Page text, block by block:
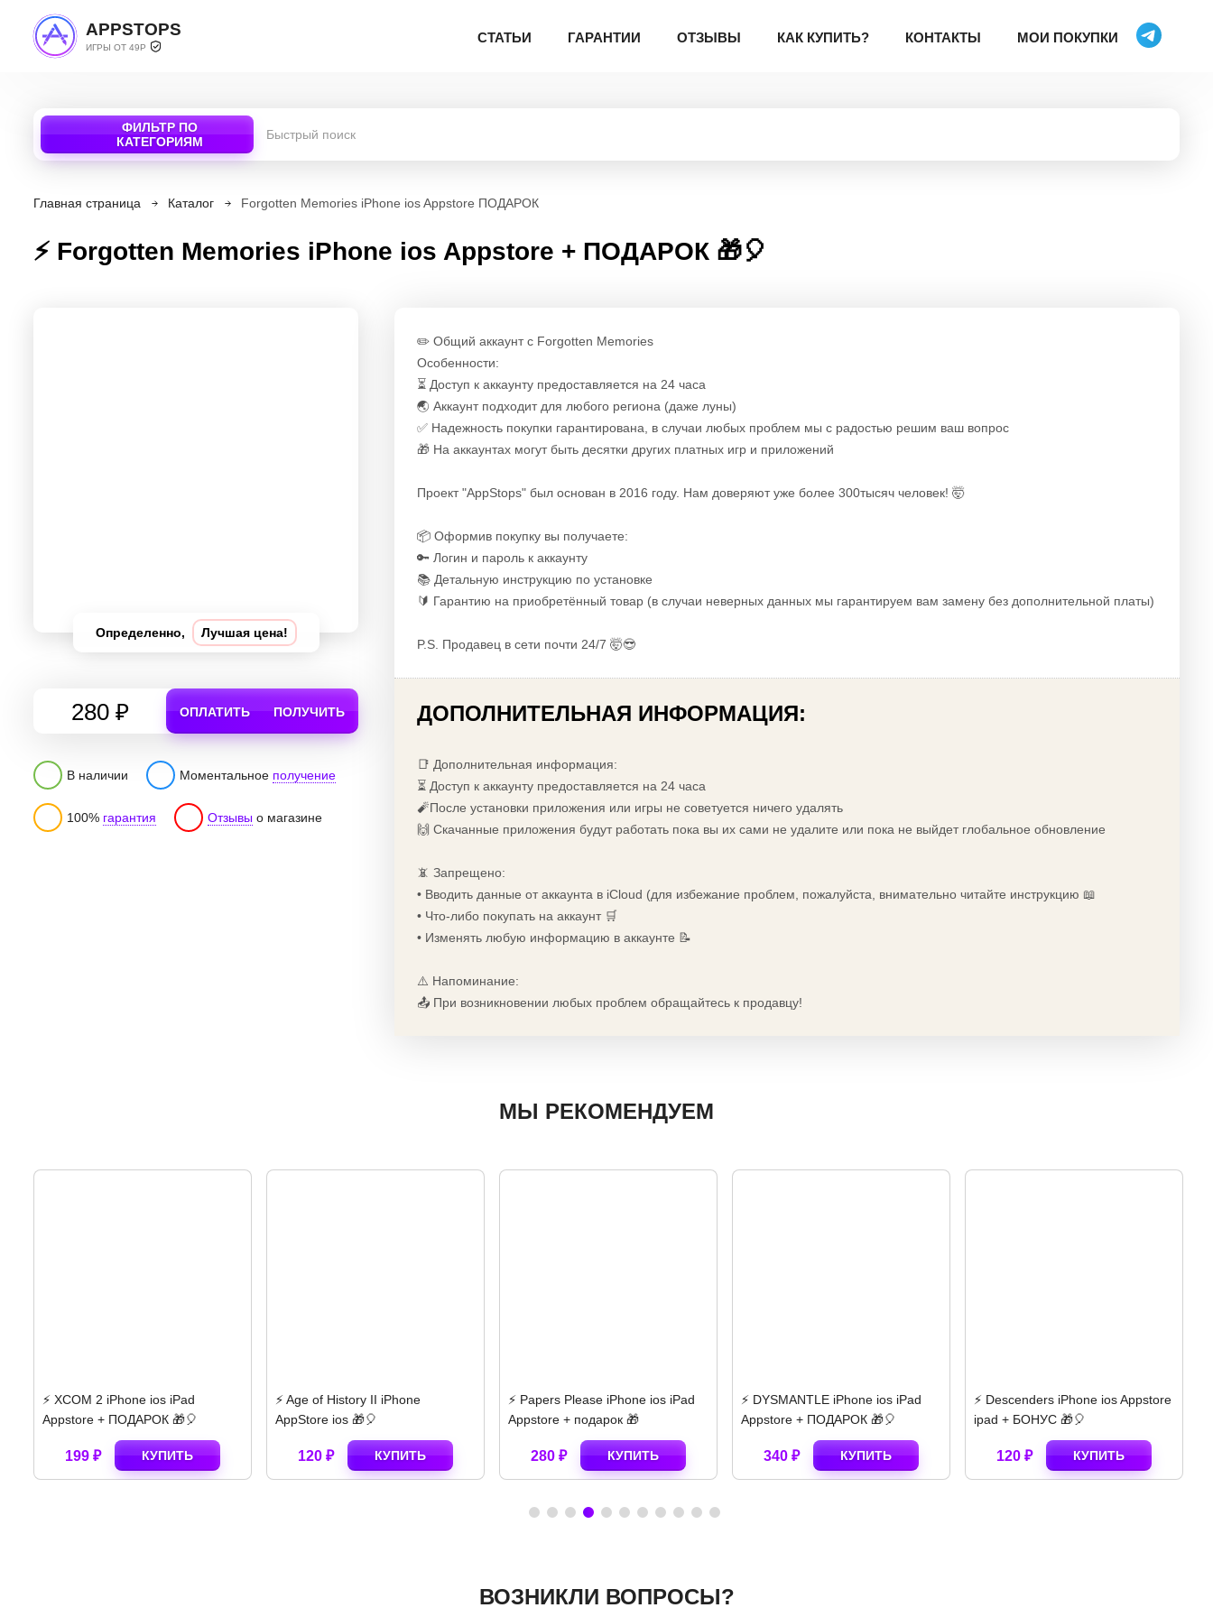
APPSTOPS
ИГРЫ ОТ 49Р
СТАТЬИ ГАРАНТИИ ОТЗЫВЫ КАК КУПИТЬ? КОНТАКТЫ МОИ ПОКУПКИ
ФИЛЬТР ПО
КАТЕГОРИЯМ
Главная страница Каталог Forgotten Memories iPhone ios Appstore ПОДАРОК
⚡ Forgotten Memories iPhone ios Appstore + ПОДАРОК 🎁🎈
Определенно, Лучшая цена!
280 ₽ ОПЛАТИТЬ ПОЛУЧИТЬ
В наличии Моментальное получение
100% гарантия Отзывы о магазине
✏️ Общий аккаунт с Forgotten Memories
Особенности:
⏳ Доступ к аккаунту предоставляется на 24 часа
🌏 Аккаунт подходит для любого региона (даже луны)
✅ Надежность покупки гарантирована, в случаи любых проблем мы с радостью решим ваш вопрос
🎁 На аккаунтах могут быть десятки других платных игр и приложений
Проект "AppStops" был основан в 2016 году. Нам доверяют уже более 300тысяч человек! 🤯
📦 Оформив покупку вы получаете:
🔑 Логин и пароль к аккаунту
📚 Детальную инструкцию по установке
🔰 Гарантию на приобретённый товар (в случаи неверных данных мы гарантируем вам замену без дополнительной платы)
P.S. Продавец в сети почти 24/7 🤯😎
ДОПОЛНИТЕЛЬНАЯ ИНФОРМАЦИЯ:
📑 Дополнительная информация:
⏳ Доступ к аккаунту предоставляется на 24 часа
🧨После установки приложения или игры не советуется ничего удалять
🙌 Скачанные приложения будут работать пока вы их сами не удалите или пока не выйдет глобальное обновление
📵 Запрещено:
• Вводить данные от аккаунта в iCloud (для избежание проблем, пожалуйста, внимательно читайте инструкцию 📖
• Что-либо покупать на аккаунт 🛒
• Изменять любую информацию в аккаунте 📝
⚠️ Напоминание:
📤 При возникновении любых проблем обращайтесь к продавцу!
МЫ РЕКОМЕНДУЕМ
⚡️ Age of History II iPhone
AppStore ios 🎁🎈
120 ₽ КУПИТЬ
⚡️ Papers Please iPhone ios iPad
Appstore + подарок 🎁
280 ₽ КУПИТЬ
⚡️ DYSMANTLE iPhone ios iPad
Appstore + ПОДАРОК 🎁🎈
340 ₽ КУПИТЬ
⚡️ Descenders iPhone ios Appstore
ipad + БОНУС 🎁🎈
120 ₽ КУПИТЬ
⚡️ Poppy Playtime Chapter 2
iPhone ios AppStore ipad 🎁
140 ₽ КУПИТЬ
ВОЗНИКЛИ ВОПРОСЫ?